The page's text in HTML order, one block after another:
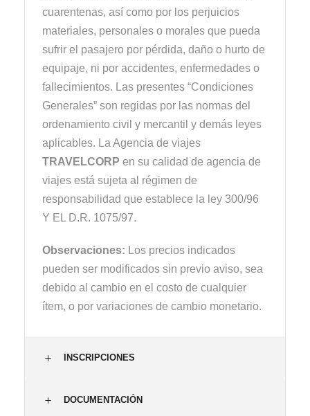
cuarentenas, así como por los perjuicios
materiales, personales o morales que pueda
sufrir el pasajero por pérdida, daño o hurto de
equipaje, ni por accidentes, enfermedades o
fallecimientos. Las presentes “Condiciones
Generales” son regidas por las normas del
ordenamiento civil y mercantil y demás leyes
aplicables. La Agencia de viajes
TRAVELCORP en su calidad de agencia de
viajes está sujeta al régimen de
responsabilidad que establece la ley 300/96
Y EL D.R. 1075/97.
Observaciones: Los precios indicados
pueden ser modificados sin previo aviso, sea
debido al cambio en el costo de cualquier
ítem, o por variaciones de cambio monetario.
INSCRIPCIONES
DOCUMENTACIÓN